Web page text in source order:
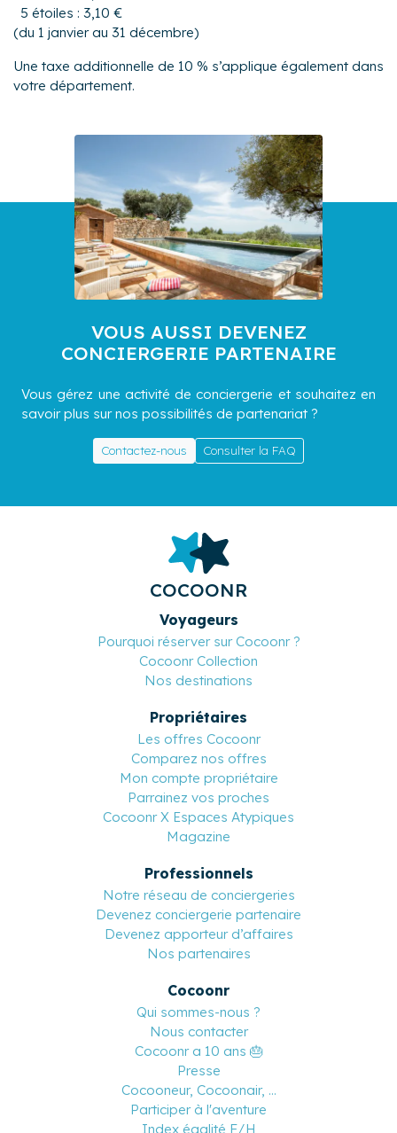
5 étoiles : 3,10 €
(du 1 janvier au 31 décembre)
Une taxe additionnelle de 10 % s’applique également dans
votre département.
VOUS AUSSI DEVENEZ
CONCIERGERIE PARTENAIRE
Vous gérez une activité de conciergerie et souhaitez en
savoir plus sur nos possibilités de partenariat ?
Contactez-nous Consulter la FAQ
COCOONR
Voyageurs
Pourquoi réserver sur Cocoonr ?
Cocoonr Collection
Nos destinations
Propriétaires
Les offres Cocoonr
Comparez nos offres
Mon compte propriétaire
Parrainez vos proches
Cocoonr X Espaces Atypiques
Magazine
Professionnels
Notre réseau de conciergeries
Devenez conciergerie partenaire
Devenez apporteur d’affaires
Nos partenaires
Cocoonr
Qui sommes-nous ?
Nous contacter
Cocoonr a 10 ans 🎂
Presse
Cocooneur, Cocoonair, ...
Participer à l'aventure
Index égalité F/H